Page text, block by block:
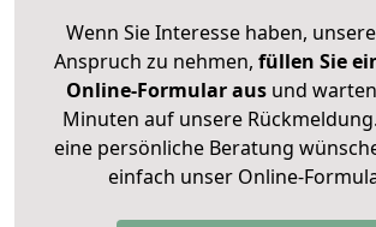
Wenn Sie Interesse haben,
Anspruch zu nehmen, füllen Sie
Online-Formular ausund
Minuten auf unsere
eine persönliche Beratung
einfach unser Online-